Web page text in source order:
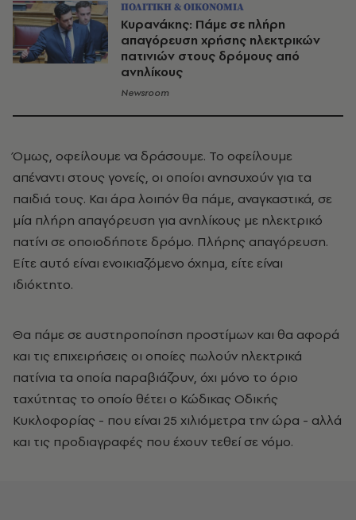
ΠΟΛΙΤΙΚΗ & ΟΙΚΟΝΟΜΙΑ
Κυρανάκης: Πάμε σε πλήρη
απαγόρευση χρήσης ηλεκτρικών
πατινιών στους δρόμους από
ανηλίκους
Newsroom
Όμως, οφείλουμε να δράσουμε. Το οφείλουμε
απέναντι στους γονείς, οι οποίοι ανησυχούν για τα
παιδιά τους. Και άρα λοιπόν θα πάμε, αναγκαστικά, σε
μία πλήρη απαγόρευση για ανηλίκους με ηλεκτρικό
πατίνι σε οποιοδήποτε δρόμο. Πλήρης απαγόρευση.
Είτε αυτό είναι ενοικιαζόμενο όχημα, είτε είναι
ιδιόκτητο.
Θα πάμε σε αυστηροποίηση προστίμων και θα αφορά
και τις επιχειρήσεις οι οποίες πωλούν ηλεκτρικά
πατίνια τα οποία παραβιάζουν, όχι μόνο το όριο
ταχύτητας το οποίο θέτει ο Κώδικας Οδικής
Κυκλοφορίας - που είναι 25 χιλιόμετρα την ώρα - αλλά
και τις προδιαγραφές που έχουν τεθεί σε νόμο.